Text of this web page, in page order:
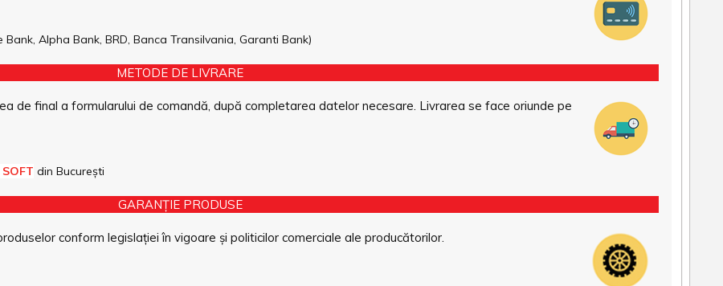
Alpha Bank, BRD, Banca Transilvania, Garanti Bank)
METODE DE LIVRARE
de final a formularului de comandă, după completarea datelor necesare. Livrarea se face oriunde pe
din București
GARANȚIE PRODUSE
conform legislației în vigoare și politicilor comerciale ale producătorilor.